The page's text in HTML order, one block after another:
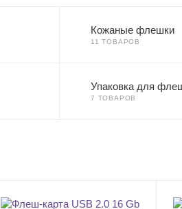
Кожаные флешки
11 ТОВАРОВ
Упаковка для
7 ТОВАРОВ